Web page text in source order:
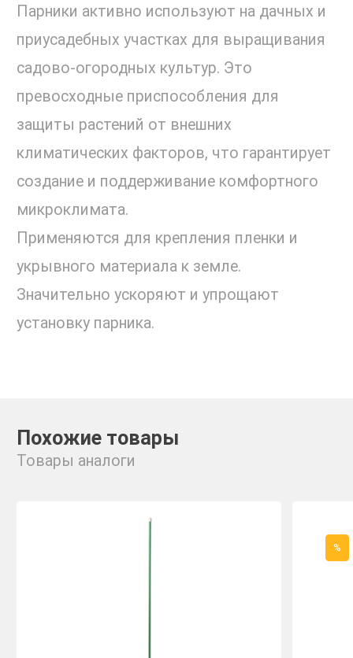
Парники активно используют на дачных и
приусадебных участках для выращивания
садово-огородных культур. Это
превосходные приспособления для
защиты растений от внешних
климатических факторов, что гарантирует
создание и поддерживание комфортного
микроклимата.
Применяются для крепления пленки и
укрывного материала к земле.
Значительно ускоряют и упрощают
установку парника.
Похожие товары
Товары аналоги
%